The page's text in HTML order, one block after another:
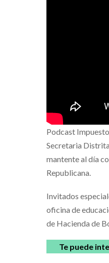
Podcast
Secretaria
mantente al día
Republicana.
Invitados
oficina de
de Hacienda de
Te puede